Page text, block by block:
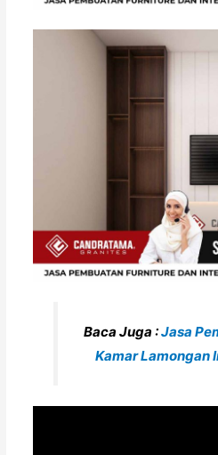
Baca Juga :Jasa
Kamar Lamongan